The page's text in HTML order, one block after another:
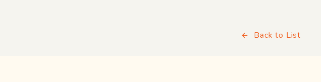
Back to List